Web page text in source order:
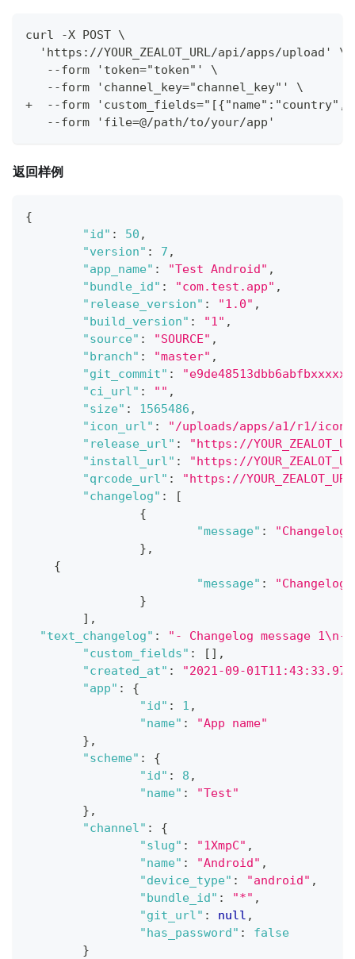
curl -X POST \
  'https://YOUR_ZEALOT_URL/api/apps/upload' \
   --form 'token="token"' \
   --form 'channel_key="channel_key"' \
+  --form
   --form 'file=@/path/to/your/app'
返回样例
{
"id" : 50 ,
"version" : 7 ,
"app_name" : "Test Android" ,
"bundle_id" : "com.test.app" ,
"release_version" : "1.0" ,
"build_version" : "1" ,
"source" : "SOURCE" ,
"branch" : "master" ,
"git_commit" :
"ci_url" : "" ,
"size" : 1565486 ,
"icon_url" :
"/uploads/apps/a1/r1/
"release_url" :
"https://
"install_url" :
"https://
"qrcode_url" :
"https://
"changelog" :
[
{
"message" :
"Changelog
} ,
{
"message" :
"Changelog
}
] ,
"text_changelog" :
"- Changelog message 1\n-
"custom_fields" : [ ] ,
"created_at" :
"2021-09-
"app" :
{
"id" : 1 ,
"name" :
"App name"
} ,
"scheme" :
{
"id" : 8 ,
"name" :
"Test"
} ,
"channel" :
{
"slug" : "1XmpC" ,
"name" : "Android" ,
"device_type" : "android" ,
"bundle_id" : "*" ,
"git_url" : null ,
"has_password" :
false
}